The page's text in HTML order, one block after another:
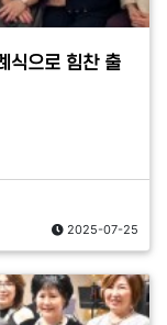
식으로 힘찬 출
2025-07-25